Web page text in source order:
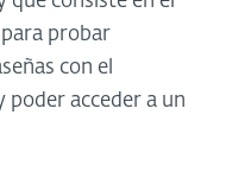
probar
con el
poder acceder a un